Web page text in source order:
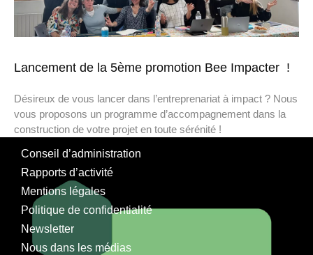
Lancement de la 5ème promotion Bee Impacter !
Désireux de vous lancer dans l’entreprenariat à impact ? Nous
vous proposons un programme d’accompagnement dans la
construction de votre projet en toute sérénité !
Conseil d’administration
Rapports d’activité
Mentions légales
Politique de confidentialité
Newsletter
Nous dans les médias